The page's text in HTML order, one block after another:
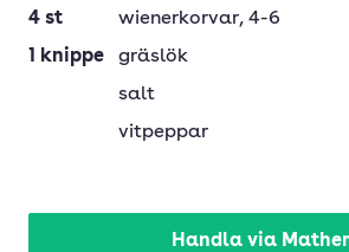
4 st wienerkorvar, 4-6
1
knippe
gräslök
salt
vitpeppar
Handla via